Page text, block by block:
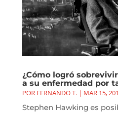
¿Cómo logró
a su enfermedad por
POR FERNANDO T.| MAR 15,
Stephen Hawking es